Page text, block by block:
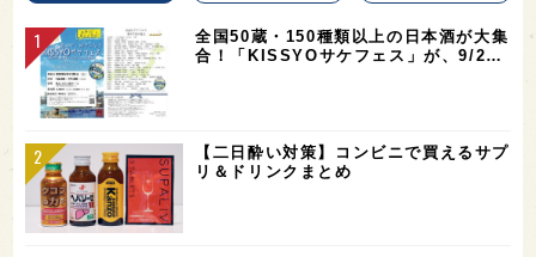
全国50蔵・150種類以上の日本酒が大集
合！「KISSYOサケフェス」が、9/2…
【二日酔い対策】コンビニで買えるサプ
リ＆ドリンクまとめ